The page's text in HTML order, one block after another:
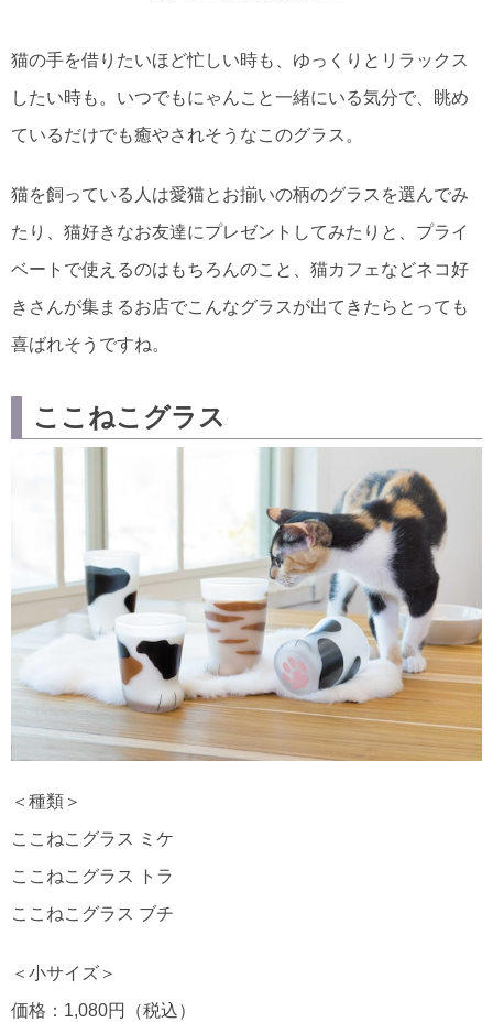
猫の手を借りたいほど忙しい時も、ゆっくりとリラックス
したい時も。いつでもにゃんこと一緒にいる気分で、眺め
ているだけでも癒やされそうなこのグラス。
猫を飼っている人は愛猫とお揃いの柄のグラスを選んでみ
たり、猫好きなお友達にプレゼントしてみたりと、プライ
ベートで使えるのはもちろんのこと、猫カフェなどネコ好
きさんが集まるお店でこんなグラスが出てきたらとっても
喜ばれそうですね。
ここねこグラス
＜種類＞
ここねこグラス ミケ
ここねこグラス トラ
ここねこグラス ブチ
＜小サイズ＞
価格：1,080円（税込）